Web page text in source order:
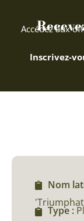
Accédez aux
Inscrivez-
Nom
Type :